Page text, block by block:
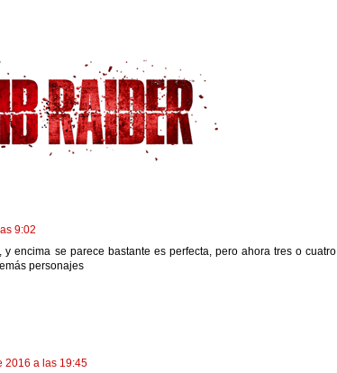
9:02
encima se parece bastante es perfecta, pero ahora tres o cuatro
personajes
2016 a las 19:45